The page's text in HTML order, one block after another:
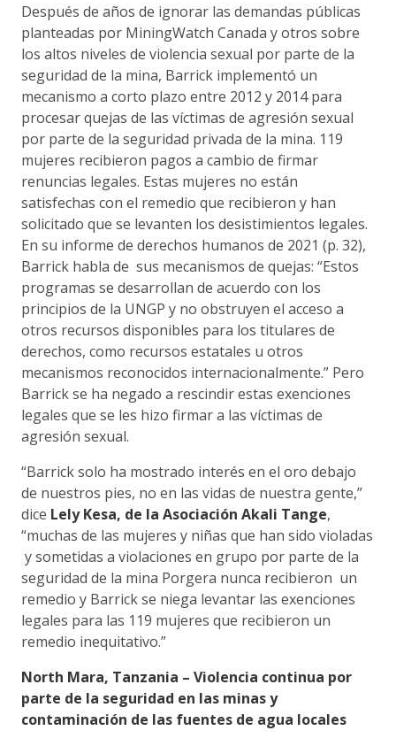
Después de años de ignorar las demandas públicas
planteadas por MiningWatch Canada y otros sobre
los altos niveles de violencia sexual por parte de la
seguridad de la mina, Barrick implementó un
mecanismo a corto plazo entre 2012 y 2014 para
procesar quejas de las víctimas de agresión sexual
por parte de la seguridad privada de la mina. 119
mujeres recibieron pagos a cambio de firmar
renuncias legales. Estas mujeres no están
satisfechas con el remedio que recibieron y han
solicitado que se levanten los desistimientos legales.
En su informe de derechos humanos de 2021 (p. 32),
Barrick habla de sus mecanismos de quejas: “Estos
programas se desarrollan de acuerdo con los
principios de la UNGP y no obstruyen el acceso a
otros recursos disponibles para los titulares de
derechos, como recursos estatales u otros
mecanismos reconocidos internacionalmente.” Pero
Barrick se ha negado a rescindir estas exenciones
legales que se les hizo firmar a las víctimas de
agresión sexual.
“Barrick solo ha mostrado interés en el oro debajo
de nuestros pies, no en las vidas de nuestra gente,”
dice Lely Kesa, de la Asociación Akali Tange,
“muchas de las mujeres y niñas que han sido violadas
y sometidas a violaciones en grupo por parte de la
seguridad de la mina Porgera nunca recibieron un
remedio y Barrick se niega levantar las exenciones
legales para las 119 mujeres que recibieron un
remedio inequitativo.”
North Mara, Tanzania – Violencia continua por
parte de la seguridad en las minas y
contaminación de las fuentes de agua locales